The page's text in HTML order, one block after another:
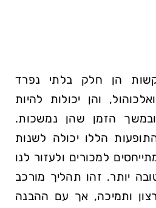
הן חלק בלתי נפרד
והן יכולות להיות
הזמן שהן נמשכות.
הללו יכולה לשנות
למכורים ולעזור לנו
יותר. זהו תהליך מורכב
ותמיכה, אך עם ההבנה